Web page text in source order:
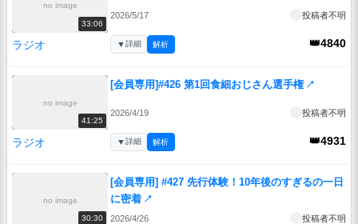
no image
33:06
2026/5/17 投稿者不明
ラジオ 👑4840
▼詳細 解析
no image
41:25
[会員専用]#426 第1回食細おじさん選手権 ↗
2026/4/19 投稿者不明
ラジオ 👑4931
▼詳細 解析
no image
30:30
[会員専用] #427 先行体験！10年後のすぎるの一日
に密着 ↗
2026/4/26 投稿者不明